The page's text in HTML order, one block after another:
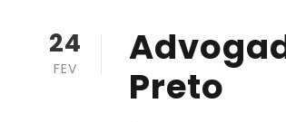
24
FEV
Preto